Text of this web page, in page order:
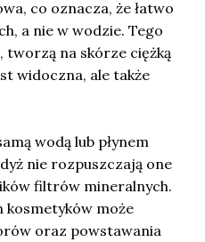
co oznacza, że łatwo
a nie w wodzie. Tego
na skórze ciężką
widoczna, ale także
wodą lub płynem
nie rozpuszczają one
filtrów mineralnych.
kosmetyków może
oraz powstawania